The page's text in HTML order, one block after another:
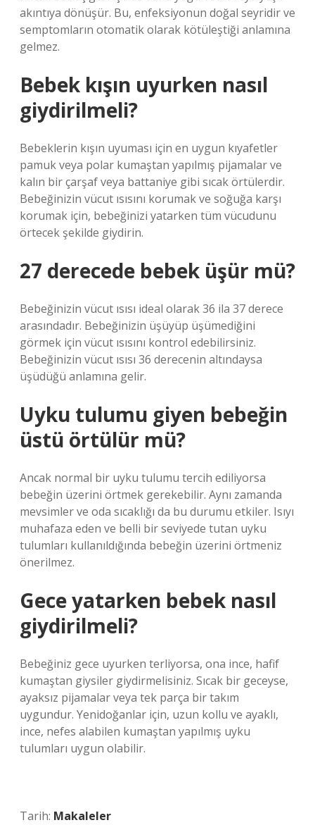
akıntıya dönüşür. Bu, enfeksiyonun doğal seyridir ve
semptomların otomatik olarak kötüleştiği anlamına
gelmez.
Bebek kışın uyurken nasıl
giydirilmeli?
Bebeklerin kışın uyuması için en uygun kıyafetler
pamuk veya polar kumaştan yapılmış pijamalar ve
kalın bir çarşaf veya battaniye gibi sıcak örtülerdir.
Bebeğinizin vücut ısısını korumak ve soğuğa karşı
korumak için, bebeğinizi yatarken tüm vücudunu
örtecek şekilde giydirin.
27 derecede bebek üşür mü?
Bebeğinizin vücut ısısı ideal olarak 36 ila 37 derece
arasındadır. Bebeğinizin üşüyüp üşümediğini
görmek için vücut ısısını kontrol edebilirsiniz.
Bebeğinizin vücut ısısı 36 derecenin altındaysa
üşüdüğü anlamına gelir.
Uyku tulumu giyen bebeğin
üstü örtülür mü?
Ancak normal bir uyku tulumu tercih ediliyorsa
bebeğin üzerini örtmek gerekebilir. Aynı zamanda
mevsimler ve oda sıcaklığı da bu durumu etkiler. Isıyı
muhafaza eden ve belli bir seviyede tutan uyku
tulumları kullanıldığında bebeğin üzerini örtmeniz
önerilmez.
Gece yatarken bebek nasıl
giydirilmeli?
Bebeğiniz gece uyurken terliyorsa, ona ince, hafif
kumaştan giysiler giydirmelisiniz. Sıcak bir geceyse,
ayaksız pijamalar veya tek parça bir takım
uygundur. Yenidoğanlar için, uzun kollu ve ayaklı,
ince, nefes alabilen kumaştan yapılmış uyku
tulumları uygun olabilir.
Tarih: Makaleler